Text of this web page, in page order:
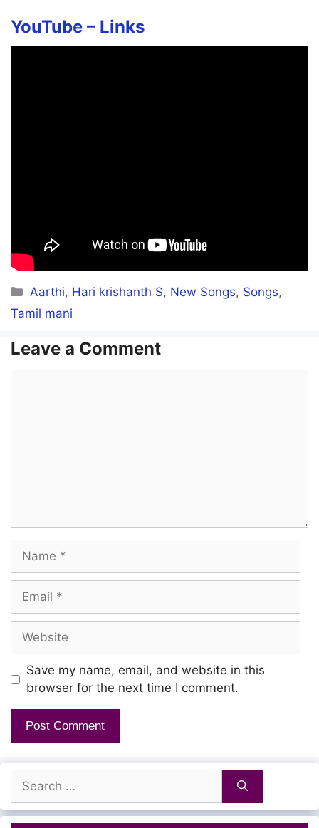
YouTube – Links
Categories
Aarthi, Hari krishanth S, New Songs, Songs,
Tamil mani
Leave a Comment
Name
Email
Website
Save my name, email, and website in this
browser for the next time I comment.
Search
for: